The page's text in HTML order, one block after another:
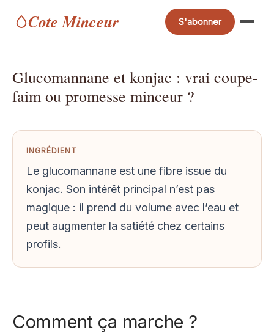
Cote Minceur S'abonner
Glucomannane et konjac : vrai coupe-
faim ou promesse minceur ?
INGRÉDIENT
Le glucomannane est une fibre issue du
konjac. Son intérêt principal n’est pas
magique : il prend du volume avec l’eau et
peut augmenter la satiété chez certains
profils.
Comment ça marche ?